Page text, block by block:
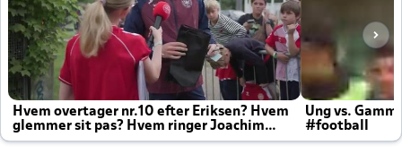
Hvem overtager nr.10 efter Eriksen? Hvem
glemmer sit pas? Hvem ringer Joachim
altid til efter kampe?
Ung vs.
#football